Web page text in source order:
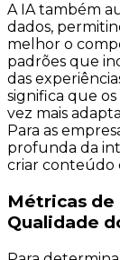
A IA também
dados,
melhor o
padrões que
das
significa que
vez mais
Para as
profunda da
criar conteúdo
Métricas de
Qualidade